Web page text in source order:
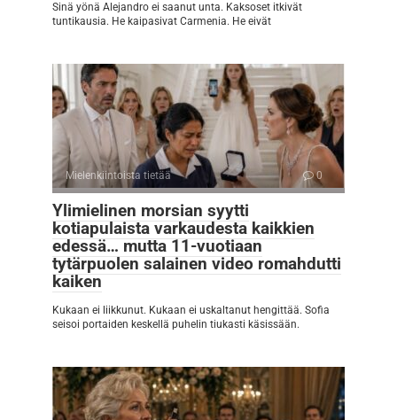
Sinä yönä Alejandro ei saanut unta. Kaksoset itkivät
tuntikausia. He kaipasivat Carmenia. He eivät
Mielenkiintoista tietää 0
Ylimielinen morsian syytti
kotiapulaista varkaudesta kaikkien
edessä… mutta 11-vuotiaan
tytärpuolen salainen video romahdutti
kaiken
Kukaan ei liikkunut. Kukaan ei uskaltanut hengittää. Sofia
seisoi portaiden keskellä puhelin tiukasti käsissään.